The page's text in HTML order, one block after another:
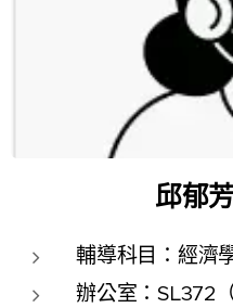
邱郁
輔導科目：經濟
辦公室：SL372